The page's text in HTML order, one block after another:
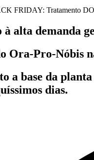
FRIDAY: Tratamento
à alta demanda
Ora-Pro-Nóbis
a base da
dias.